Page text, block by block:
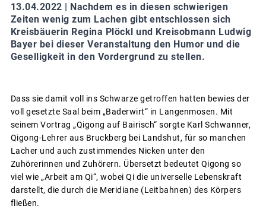
13.04.2022 | Nachdem es in diesen schwierigen
Zeiten wenig zum Lachen gibt entschlossen sich
Kreisbäuerin Regina Plöckl und Kreisobmann Ludwig
Bayer bei dieser Veranstaltung den Humor und die
Geselligkeit in den Vordergrund zu stellen.
Dass sie damit voll ins Schwarze getroffen hatten bewies der
voll gesetzte Saal beim „Baderwirt“ in Langenmosen. Mit
seinem Vortrag „Qigong auf Bairisch“ sorgte Karl Schwanner,
Qigong-Lehrer aus Bruckberg bei Landshut, für so manchen
Lacher und auch zustimmendes Nicken unter den
Zuhörerinnen und Zuhörern. Übersetzt bedeutet Qigong so
viel wie „Arbeit am Qi“, wobei Qi die universelle Lebenskraft
darstellt, die durch die Meridiane (Leitbahnen) des Körpers
fließen.